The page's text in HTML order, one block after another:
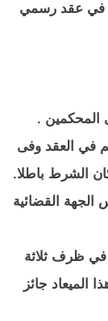
في عقد رسمي
المحكمين .
في العقد وفى
الشرط باطلا.
القضائية
في ظرف ثلاثة
الميعاد جائز